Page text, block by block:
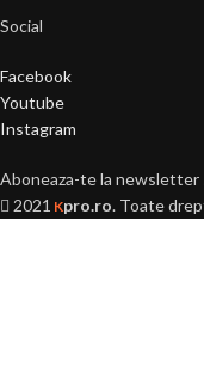
Social
Facebook
Youtube
Instagram
Aboneaza-te la
2021 Kpro.ro. Toate